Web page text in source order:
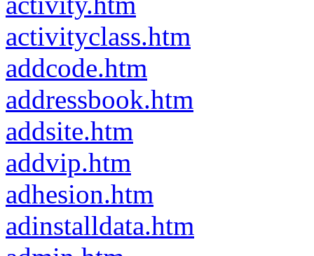
activityclass.htm
addcode.htm
addressbook.htm
addsite.htm
addvip.htm
adhesion.htm
adinstalldata.htm